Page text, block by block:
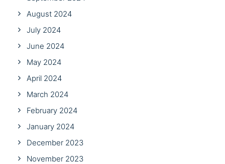
August 2024
July 2024
June 2024
May 2024
April 2024
March 2024
February 2024
January 2024
December 2023
November 2023